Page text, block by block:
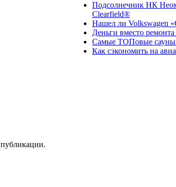
Подсолнечник НК
Clearfield®
Нашел ли Volkswagen
Деньги вместо
Самые ТОПовые сауны
Как сэкономить на